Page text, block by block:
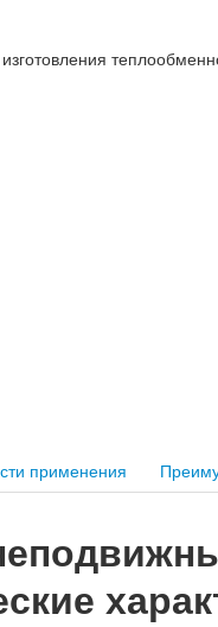
применения